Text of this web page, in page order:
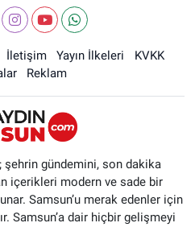
İletişim Yayın İlkeleri
KVKK
Reklam
şehrin gündemini, son dakika
içerikleri modern ve sade bir
Samsun’u merak edenler için
Samsun’a dair hiçbir gelişmeyi